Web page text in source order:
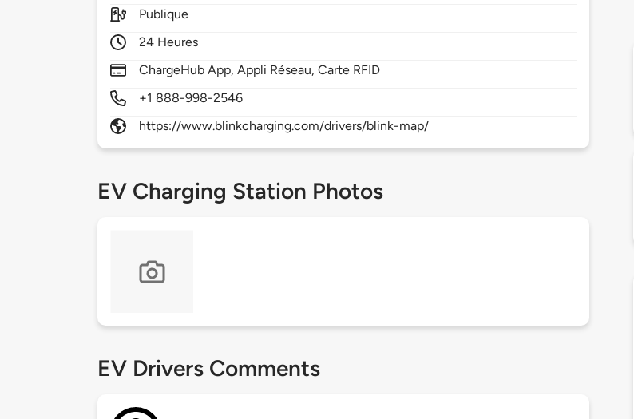
Publique
24 Heures
ChargeHub App, Appli Réseau, Carte RFID
+1 888-998-2546
https://www.blinkcharging.com/drivers/blink-map/
EV Charging Station Photos
EV Drivers Comments